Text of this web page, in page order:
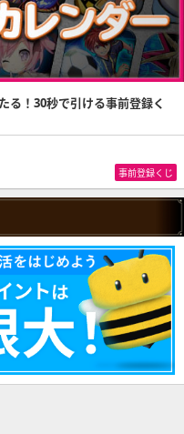
る！30秒で引ける事前登録く
事前登録くじ